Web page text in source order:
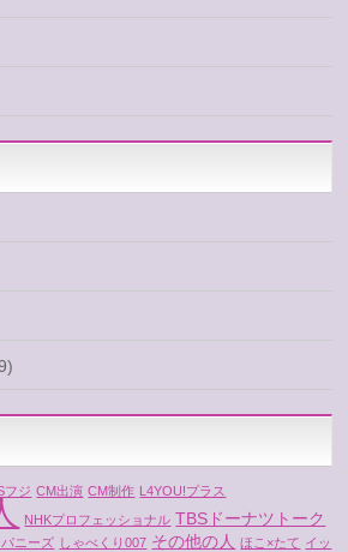
フジ CM出演 CM制作 L4YOU!プラス
NHKプロフェッショナル TBSドーナツトーク
ニーズ しゃべくり007 その他の人 ほこ×たて イッ